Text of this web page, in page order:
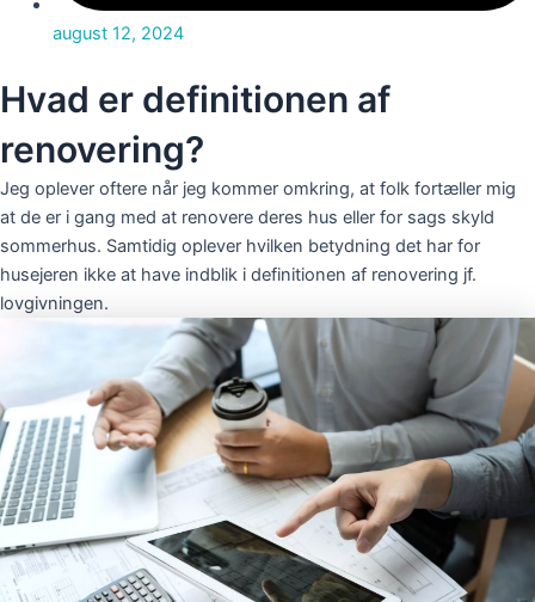
august 12, 2024
Hvad er definitionen af
renovering?
Jeg oplever oftere når jeg kommer omkring, at folk fortæller mig
at de er i gang med at renovere deres hus eller for sags skyld
sommerhus. Samtidig oplever hvilken betydning det har for
husejeren ikke at have indblik i definitionen af renovering jf.
lovgivningen.